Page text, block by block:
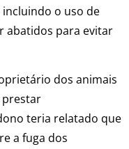
o uso de
abatidos para evitar
dos animais
prestar
teria relatado que
a fuga dos